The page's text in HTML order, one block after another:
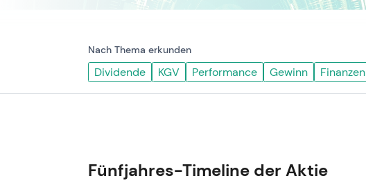
Nach Thema erkunden
Dividende KGV Performance Gewinn Finanzen
Fünfjahres-Timeline der Aktie